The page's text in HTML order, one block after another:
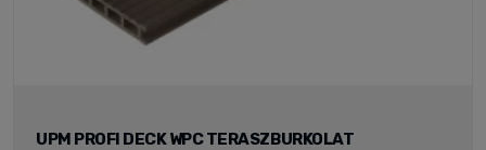
UPM PROFI DECK WPC TERASZBURKOLAT